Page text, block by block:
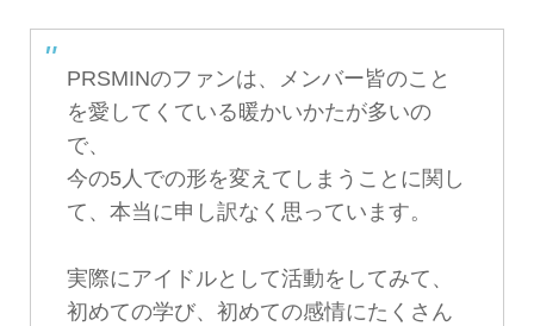
PRSMINのファンは、メンバー皆のこと
を愛してくている暖かいかたが多いの
で、
今の5人での形を変えてしまうことに関し
て、本当に申し訳なく思っています。
実際にアイドルとして活動をしてみて、
初めての学び、初めての感情にたくさん